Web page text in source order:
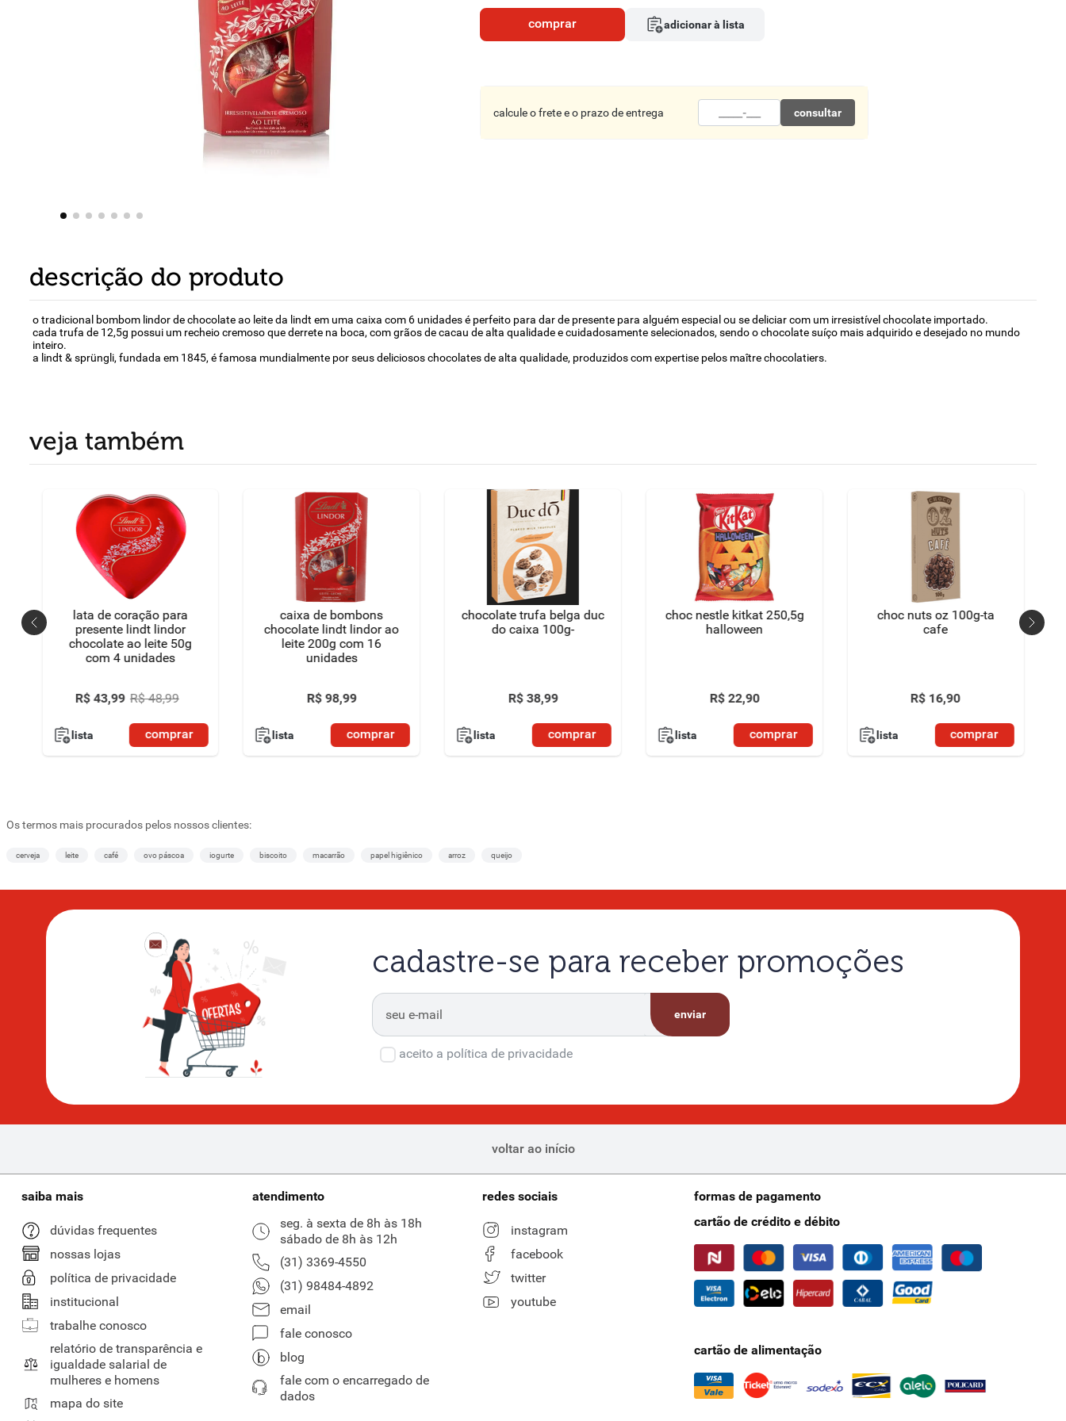
comprar adicionar à lista
calcule o frete e o prazo de entrega consultar
descrição do produto
o tradicional bombom lindor de chocolate ao leite da lindt em uma caixa com 6 unidades é perfeito para dar de presente para alguém especial ou se deliciar com um irresistível chocolate importado.
cada trufa de 12,5g possui um recheio cremoso que derrete na boca, com grãos de cacau de alta qualidade e cuidadosamente selecionados, sendo o chocolate suíço mais adquirido e desejado no mundo
inteiro.
a lindt & sprüngli, fundada em 1845, é famosa mundialmente por seus deliciosos chocolates de alta qualidade, produzidos com expertise pelos maître chocolatiers.
veja também
lata de coração para
presente lindt lindor
chocolate ao leite 50g
com 4 unidades
R$ 43,99 R$ 48,99
lista comprar
caixa de bombons
chocolate lindt lindor ao
leite 200g com 16
unidades
R$ 98,99
lista comprar
chocolate trufa belga duc
do caixa 100g-
R$ 38,99
lista comprar
choc nestle kitkat 250,5g
halloween
R$ 22,90
lista comprar
choc nuts oz 100g-ta
cafe
R$ 16,90
lista comprar
Os termos mais procurados pelos nossos clientes:
cerveja leite café ovo páscoa iogurte biscoito macarrão papel higiênico arroz queijo
cadastre-se para receber promoções
enviar
aceito a política de privacidade
voltar ao início
saiba mais
dúvidas frequentes
nossas lojas
política de privacidade
institucional
trabalhe conosco
relatório de transparência e
igualdade salarial de
mulheres e homens
mapa do site
atendimento
seg. à sexta de 8h às 18h
sábado de 8h às 12h
(31) 3369-4550
(31) 98484-4892
email
fale conosco
blog
fale com o encarregado de
dados
redes sociais
instagram
facebook
twitter
youtube
formas de pagamento
cartão de crédito e débito
cartão de alimentação
8º detergente
9º macarrão
º chocolate